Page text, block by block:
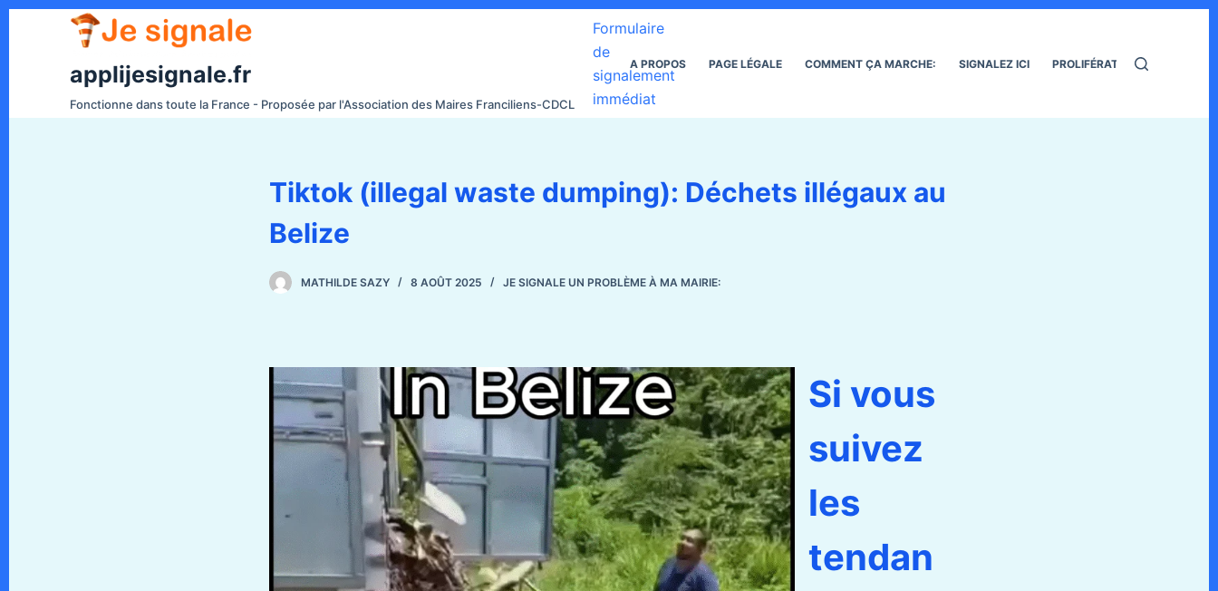
e
applijesignale.fr
Fonctionne dans toute la France - Proposée par l'Association des Maires Franciliens-CDCL
Formulaire
de
signalement
immédiat
A PROPOS PAGE LÉGALE COMMENT ÇA MARCHE: SIGNALEZ ICI PROLIFÉRATION DES RATS
Tiktok (illegal waste dumping): Déchets illégaux au
Belize
MATHILDE SAZY 8 AOÛT 2025 JE SIGNALE UN PROBLÈME À MA MAIRIE:
Si vous
suivez
les
tendan